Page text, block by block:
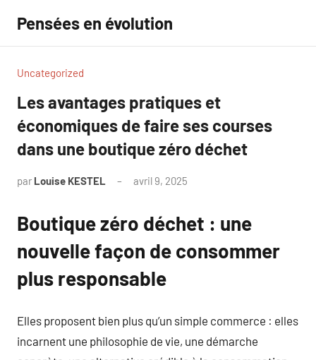
contenu
Pensées en évolution
Uncategorized
Les avantages pratiques et
économiques de faire ses courses
dans une boutique zéro déchet
par Louise KESTEL avril 9, 2025
Boutique zéro déchet : une
nouvelle façon de consommer
plus responsable
Elles proposent bien plus qu’un simple commerce : elles
incarnent une philosophie de vie, une démarche